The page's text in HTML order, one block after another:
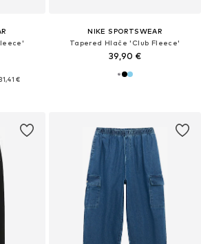
€
NIKE SPORTSWEAR
Tapered Hlače 'Club Fleece'
39,90 €